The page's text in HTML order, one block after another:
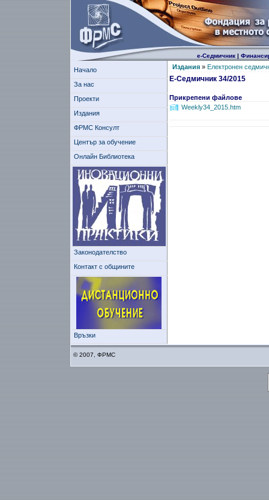
е-Седмичник|
Начало
За нас
Проекти
Издания
ФРМС Консулт
Център за обучение
Онлайн Библиотека
Законодателство
Контакт с общините
Връзки
Издания» Електронен
Е-Седмичник 34/2015
Прикрепени файлове
Weekly34_2015.htm
© 2007, ФРМС